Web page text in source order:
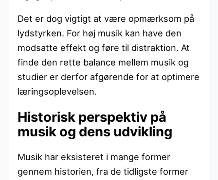
Det er dog vigtigt at være opmærksom på
lydstyrken. For høj musik kan have den
modsatte effekt og føre til distraktion. At
finde den rette balance mellem musik og
studier er derfor afgørende for at optimere
læringsoplevelsen.
Historisk perspektiv på
musik og dens udvikling
Musik har eksisteret i mange former
gennem historien, fra de tidligste former